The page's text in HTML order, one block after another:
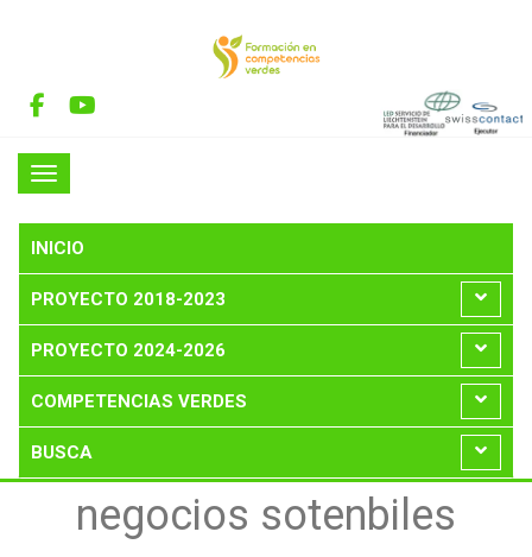
INICIO
PROYECTO 2018-2023
PROYECTO 2024-2026
COMPETENCIAS VERDES
BUSCA
negocios sotenbiles